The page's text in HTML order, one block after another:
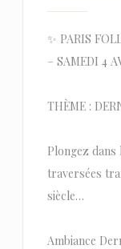
✨ PARIS
– SAMEDI 4
THÈME :
Plongez dans
traversées
siècle…
Ambiance